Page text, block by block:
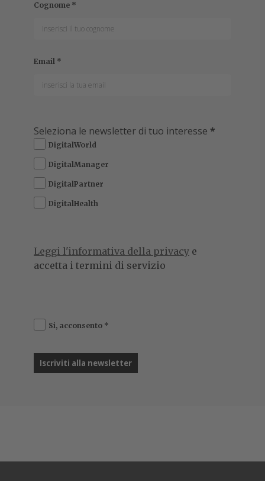
Cognome *
Email *
Seleziona le newsletter di tuo interesse *
DigitalWorld
DigitalManager
DigitalPartner
DigitalHealth
Leggi l'informativa della privacy e
accetta i termini di servizio
Si, acconsento *